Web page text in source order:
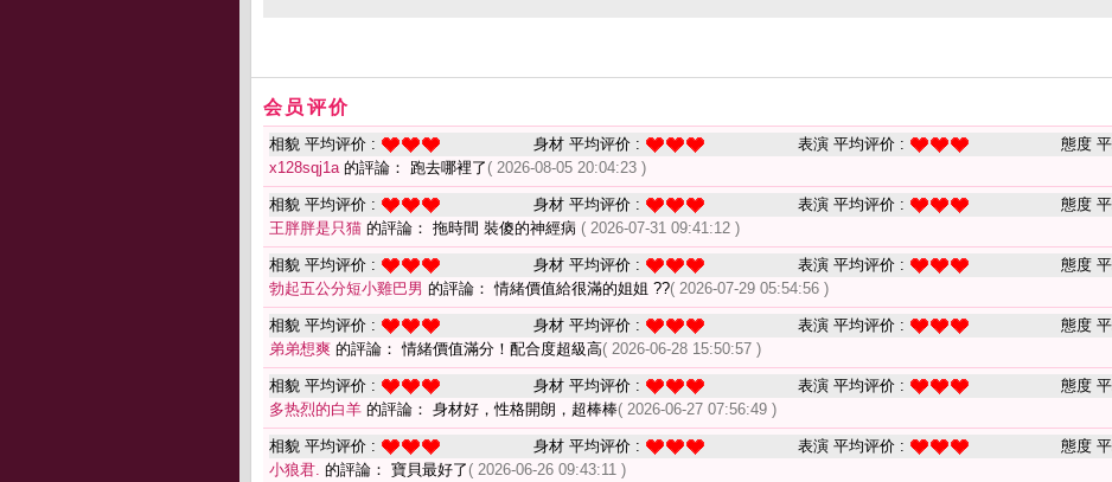
会员评价
相貌 平均评价 : 身材 平均评价 : 表演 平均评价 :
態度
x128sqj1a的評論： 跑去哪裡了 ( 2026-08-05 20:04:23 )
相貌 平均评价 : 身材 平均评价 : 表演 平均评价 :
態度
王胖胖是只猫 的評論： 拖時間 裝傻的神經病 ( 2026-07-31 09:41:12 )
相貌 平均评价 : 身材 平均评价 : 表演 平均评价 :
態度
勃起五公分短小雞巴男 的評論： 情緒價值給很滿的姐姐 ??( 2026-07-29 05:54:56 )
相貌 平均评价 : 身材 平均评价 : 表演 平均评价 :
態度
弟弟想爽 的評論： 情緒價值滿分！配合度超級高( 2026-06-28 15:50:57 )
相貌 平均评价 : 身材 平均评价 : 表演 平均评价 :
態度
多热烈的白羊 的評論： 身材好，性格開朗，超棒棒( 2026-06-27 07:56:49 )
相貌 平均评价 : 身材 平均评价 : 表演 平均评价 :
態度
小狼君. 的評論： 寶貝最好了 ( 2026-06-26 09:43:11 )